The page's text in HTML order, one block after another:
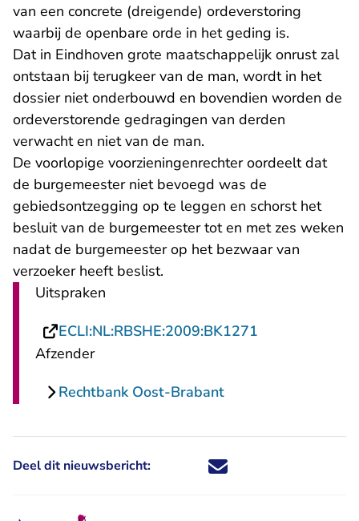
van een concrete (dreigende) ordeverstoring
waarbij de openbare orde in het geding is.
Dat in Eindhoven grote maatschappelijk onrust zal
ontstaan bij terugkeer van de man, wordt in het
dossier niet onderbouwd en bovendien worden de
ordeverstorende gedragingen van derden
verwacht en niet van de man.
De voorlopige voorzieningenrechter oordeelt dat
de burgemeester niet bevoegd was de
gebiedsontzegging op te leggen en schorst het
besluit van de burgemeester tot en met zes weken
nadat de burgemeester op het bezwaar van
verzoeker heeft beslist.
Uitspraken
ECLI:NL:RBSHE:2009:BK1271
Afzender
Rechtbank Oost-Brabant
Deel dit nieuwsbericht: Deel dit nieuwsbericht via X -
Deel dit nieuwsbericht via
Deel dit nieuwsbericht
Deel dit